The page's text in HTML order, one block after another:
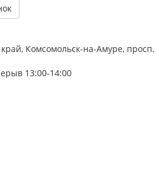
Комсомольск-на-Амуре, просп.
13:00-14:00